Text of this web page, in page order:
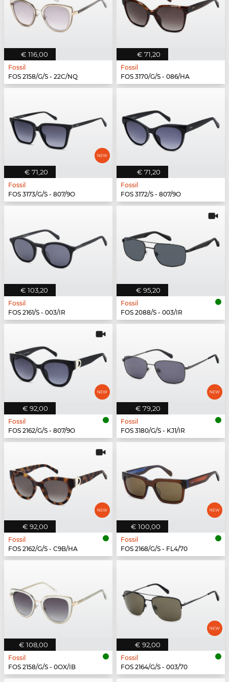
€ 116,00
Fossil
FOS 2158/G/S - 22C/NQ
€ 71,20
Fossil
FOS 3170/G/S - 086/HA
€ 71,20
Fossil
FOS 3173/G/S - 807/9O
€ 71,20
Fossil
FOS 3172/S - 807/9O
€ 103,20
Fossil
FOS 2161/S - 003/IR
€ 95,20
Fossil
FOS 2088/S - 003/IR
€ 92,00
Fossil
FOS 2162/G/S - 807/9O
€ 79,20
Fossil
FOS 3180/G/S - KJ1/IR
€ 92,00
Fossil
FOS 2162/G/S - C9B/HA
€ 100,00
Fossil
FOS 2168/G/S - FL4/70
€ 108,00
Fossil
FOS 2158/G/S - 0OX/IB
€ 92,00
Fossil
FOS 2164/G/S - 003/70